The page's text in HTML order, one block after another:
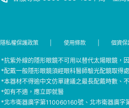
隱私權保護政策 使用條款 個資保
*抗紫外線的隱形眼鏡不可用以替代太陽眼鏡，
*配戴一般隱形眼鏡須經眼科醫師驗光配鏡取得
*本器材不得逾中文仿單建議之最長配戴時數、
*如有不適，應立即就醫
*北市衛器廣字第110060160號、北市衛器廣字